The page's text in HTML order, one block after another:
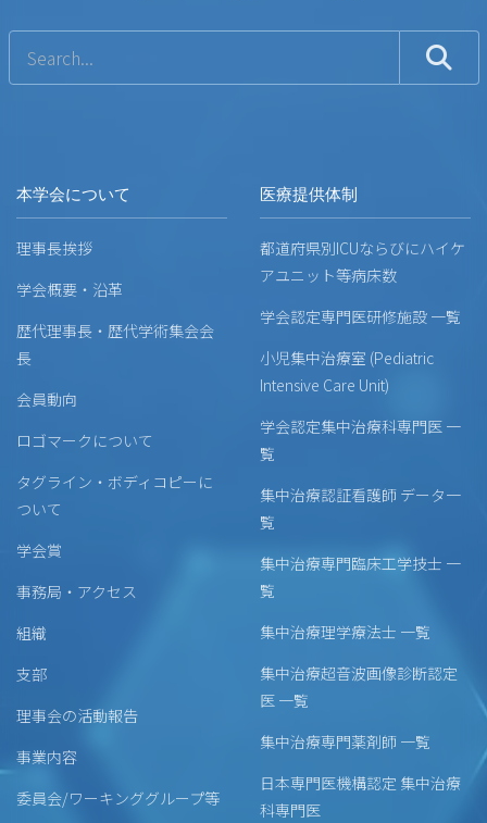
本学会について
理事長挨拶
学会概要・沿革
歴代理事長・歴代学術集会会
長
会員動向
ロゴマークについて
タグライン・ボディコピーに
ついて
学会賞
事務局・アクセス
組織
支部
理事会の活動報告
事業内容
委員会/ワーキンググループ等
医療提供体制
都道府県別ICUならびにハイケ
アユニット等病床数
学会認定専門医研修施設 一覧
小児集中治療室 (Pediatric
Intensive Care Unit)
学会認定集中治療科専門医 一
覧
集中治療認証看護師 データ一
覧
集中治療専門臨床工学技士 一
覧
集中治療理学療法士 一覧
集中治療超音波画像診断認定
医 一覧
集中治療専門薬剤師 一覧
日本専門医機構認定 集中治療
科専門医